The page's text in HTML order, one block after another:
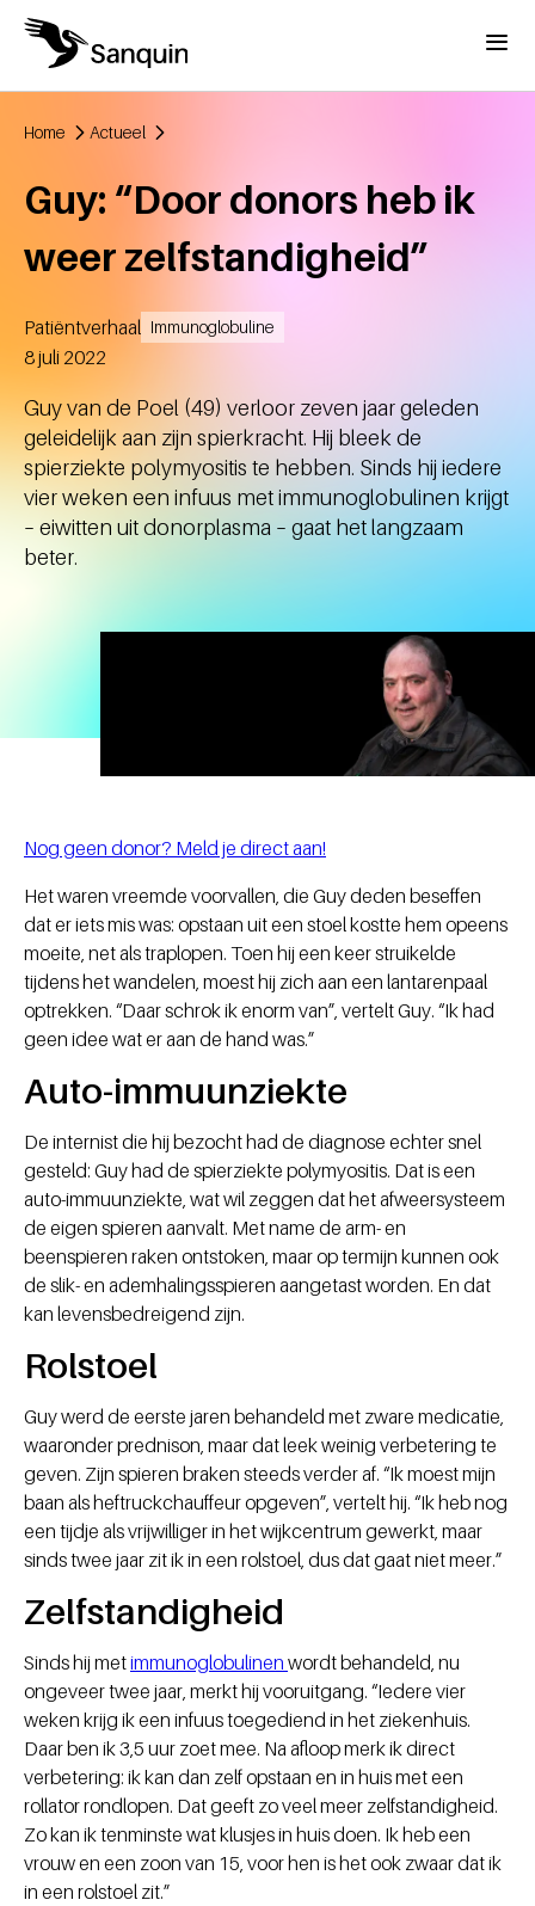
Overslaan en naar de inhoud gaan
Menu
Home Actueel
Guy: “Door donors heb ik
weer zelfstandigheid”
Patiëntverhaal Immunoglobuline
Aangemaakt
8 juli 2022
Guy van de Poel (49) verloor zeven jaar geleden
geleidelijk aan zijn spierkracht. Hij bleek de
spierziekte polymyositis te hebben. Sinds hij iedere
vier weken een infuus met immunoglobulinen krijgt
– eiwitten uit donorplasma – gaat het langzaam
beter.
Nog geen donor? Meld je direct aan!
Het waren vreemde voorvallen, die Guy deden beseffen
dat er iets mis was: opstaan uit een stoel kostte hem opeens
moeite, net als traplopen. Toen hij een keer struikelde
tijdens het wandelen, moest hij zich aan een lantarenpaal
optrekken. “Daar schrok ik enorm van”, vertelt Guy. “Ik had
geen idee wat er aan de hand was.”
Auto-immuunziekte
De internist die hij bezocht had de diagnose echter snel
gesteld: Guy had de spierziekte polymyositis. Dat is een
auto-immuunziekte, wat wil zeggen dat het afweersysteem
de eigen spieren aanvalt. Met name de arm- en
beenspieren raken ontstoken, maar op termijn kunnen ook
de slik- en ademhalingsspieren aangetast worden. En dat
kan levensbedreigend zijn.
Rolstoel
Guy werd de eerste jaren behandeld met zware medicatie,
waaronder prednison, maar dat leek weinig verbetering te
geven. Zijn spieren braken steeds verder af. “Ik moest mijn
baan als heftruckchauffeur opgeven”, vertelt hij. “Ik heb nog
een tijdje als vrijwilliger in het wijkcentrum gewerkt, maar
sinds twee jaar zit ik in een rolstoel, dus dat gaat niet meer.”
Zelfstandigheid
Sinds hij metimmunoglobulinen wordt behandeld, nu
ongeveer twee jaar, merkt hij vooruitgang. “Iedere vier
weken krijg ik een infuus toegediend in het ziekenhuis.
Daar ben ik 3,5 uur zoet mee. Na afloop merk ik direct
verbetering: ik kan dan zelf opstaan en in huis met een
rollator rondlopen. Dat geeft zo veel meer zelfstandigheid.
Zo kan ik tenminste wat klusjes in huis doen. Ik heb een
vrouw en een zoon van 15, voor hen is het ook zwaar dat ik
in een rolstoel zit.”